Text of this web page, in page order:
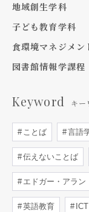
地域創生学科
子ども教育学科
食環境マネジメン
図書館情報学課程
Keyword キー
ことば 言語
伝えないことば
エドガー・アラン
英語教育 ICT